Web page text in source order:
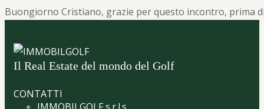
Buongiorno Cristiano, grazie per questo incontro, prima
Il Real Estate del mondo del Golf
CONTATTI